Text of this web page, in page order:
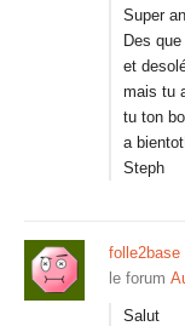
Super
Des
et
mais tu
tu ton
a
Steph
folle2base
le forum
Salut